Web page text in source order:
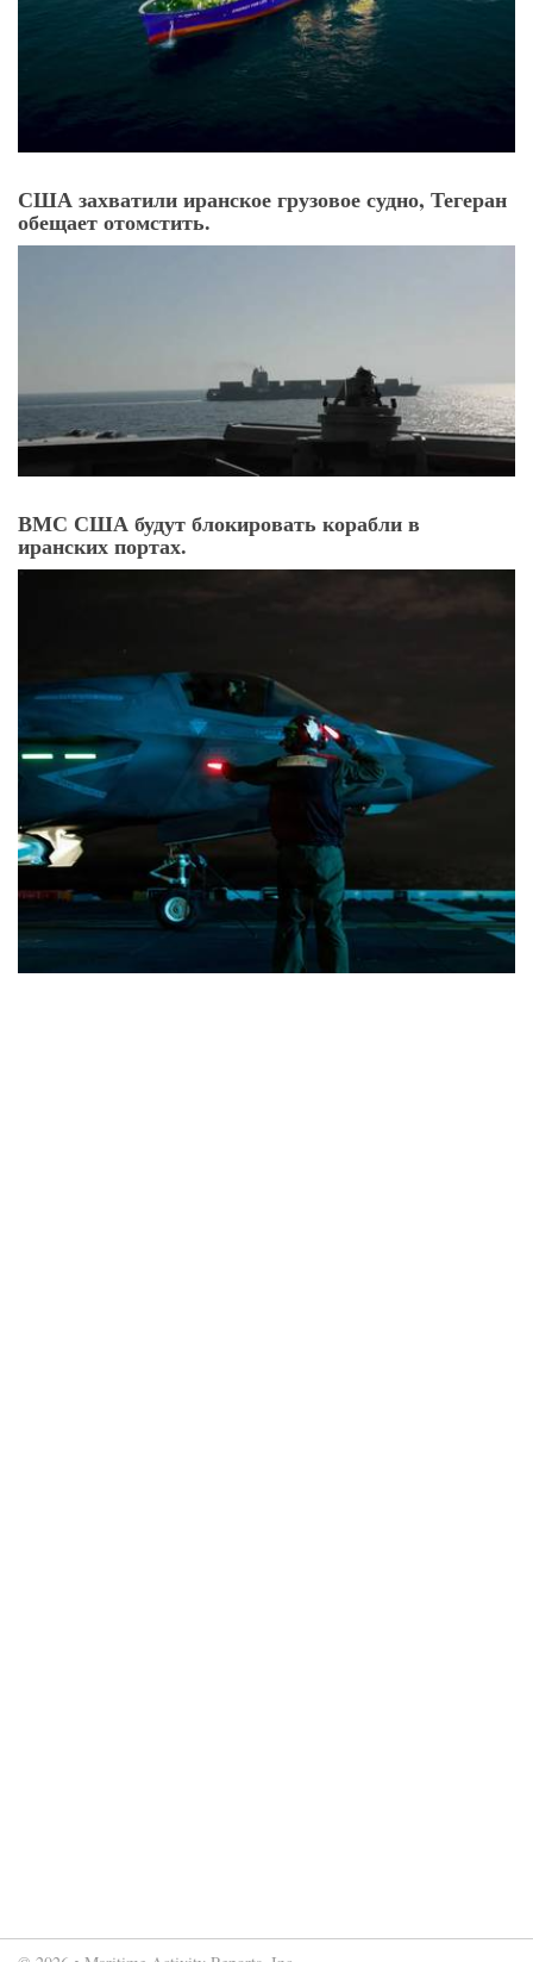
США захватили иранское грузовое судно, Тегеран
обещает отомстить.
ВМС США будут блокировать корабли в
иранских портах.